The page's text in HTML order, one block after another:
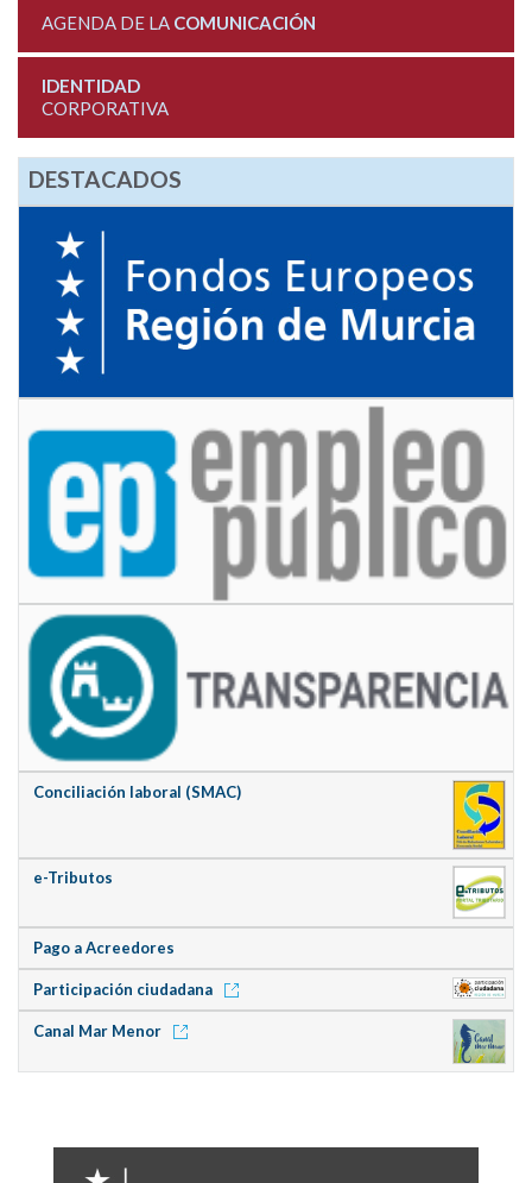
AGENDA DE LA COMUNICACIÓN
IDENTIDAD
CORPORATIVA
DESTACADOS
Conciliación laboral (SMAC)
e-Tributos
Pago a Acreedores
Participación ciudadana
Canal Mar Menor